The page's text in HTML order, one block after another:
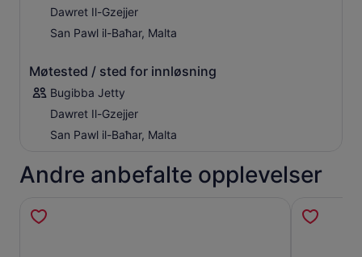
Dawret Il-Gzejjer
San Pawl il-Baħar, Malta
Møtested / sted for innløsning
Bugibba Jetty
Dawret Il-Gzejjer
San Pawl il-Baħar, Malta
Andre anbefalte opplevelser